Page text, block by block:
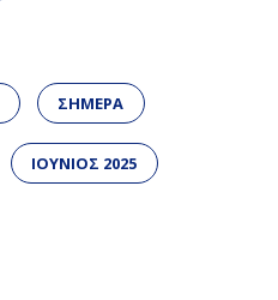
ΣΗΜΕΡΑ
ΙΟΥΝΙΟΣ 2025